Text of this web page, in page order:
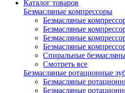
Каталог товаров
Безмасляные компрессоры
Безмасляные
Безмасляные
Безмасляные
Безмасляные
Спиральные
Смотреть все
Безмасляные ротационные
Безмасляные
Безмасляные